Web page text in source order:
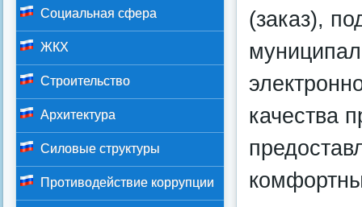
(заказ),
качества
Социальная сфера
ЖКХ
Строительство
Архитектура
Силовые структуры
Противодействие коррупции